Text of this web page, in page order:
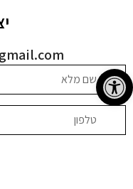
פתח סרגל נגישות